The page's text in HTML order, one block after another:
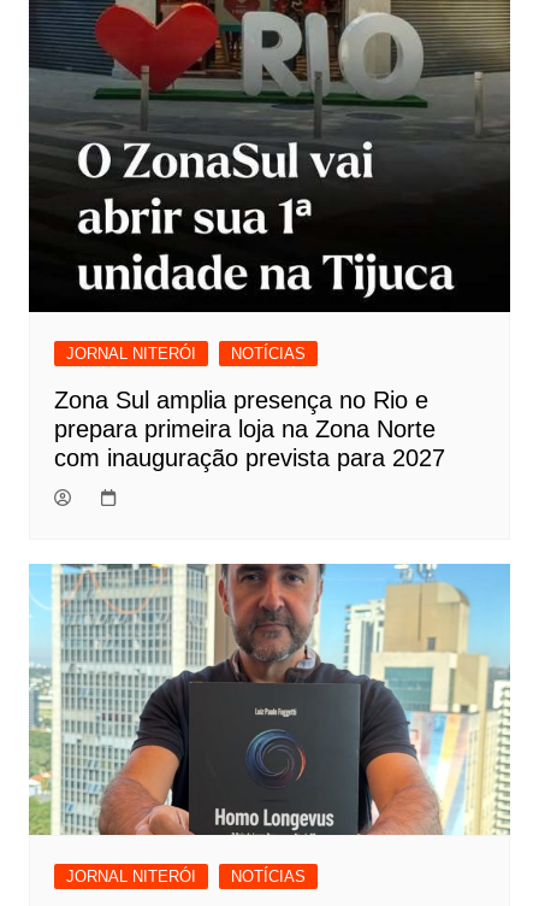
JORNAL NITERÓI NOTÍCIAS
Zona Sul amplia presença no Rio e
prepara primeira loja na Zona Norte
com inauguração prevista para 2027
JORNAL NITERÓI NOTÍCIAS